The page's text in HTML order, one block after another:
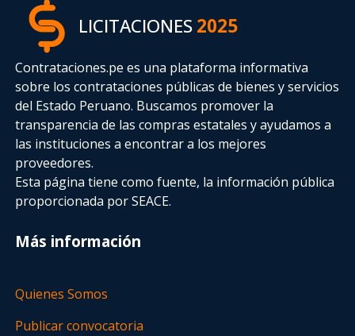
LICITACIONES2025
Contrataciones.pe es una plataforma informativa
sobre los contrataciones públicas de bienes y servicios
del Estado Peruano. Buscamos promover la
transparencia de las compras estatalesy ayudamos a
las instituciones a encontrar a los mejores
proveedores.
Esta página tiene como fuente, la información pública
proporcionada por SEACE.
Más información
Quienes Somos
Publicar convocatoria